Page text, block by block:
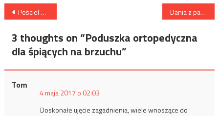
Nawigacja
wpisu
Pościel – który materiał najlepszy na sen? Dania z parowaru – Twój zdrowy obiad! (+ przepisy)
3 thoughts on “Poduszka ortopedyczna
dla śpiących na brzuchu”
Tom
4 maja 2017 o 02:03
Doskonałe ujęcie zagadnienia, wiele wnoszące do